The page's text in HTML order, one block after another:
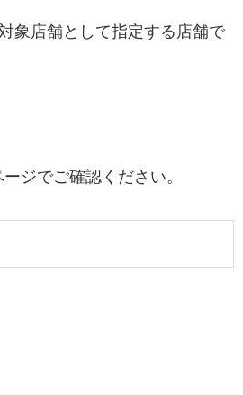
象店舗として指定する店舗で
ジでご確認ください。